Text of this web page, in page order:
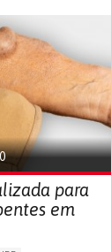
para
em